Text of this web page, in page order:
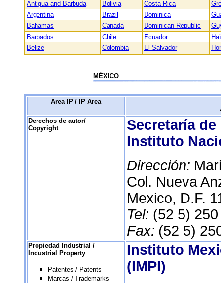
Antigua and Barbuda Bolivia Costa Rica
Argentina
Brazil Dominica
Bahamas
Canada Dominican Republic
Barbados
Chile Ecuador
Belize
Colombia El Salvador
MÉXICO
Area IP / IP Area
Derechos de autor/
Copyright
Secretaría
Instituto
Dirección:
Col. Nueva
Mexico, D.F.
Tel: (52 5)
Fax: (52 5)
Propiedad Industrial /
Industrial Property
Patentes / Patents
Marcas / Trademarks
Instituto
(IMPI)